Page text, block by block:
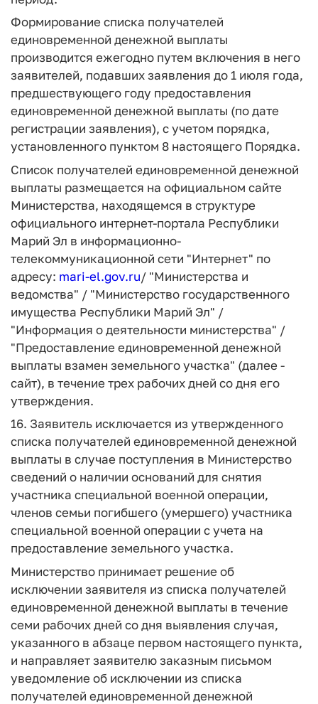
Формирование списка получателей
единовременной денежной выплаты
производится ежегодно путем включения в него
заявителей, подавших заявления до 1 июля года,
предшествующего году предоставления
единовременной денежной выплаты (по дате
регистрации заявления), с учетом порядка,
установленного пунктом 8 настоящего Порядка.
Список получателей единовременной денежной
выплаты размещается на официальном сайте
Министерства, находящемся в структуре
официального интернет-портала Республики
Марий Эл в информационно-
телекоммуникационной сети "Интернет" по
адресу: mari-el.gov.ru/ "Министерства и
ведомства" / "Министерство государственного
имущества Республики Марий Эл" /
"Информация о деятельности министерства" /
"Предоставление единовременной денежной
выплаты взамен земельного участка" (далее -
сайт), в течение трех рабочих дней со дня его
утверждения.
16. Заявитель исключается из утвержденного
списка получателей единовременной денежной
выплаты в случае поступления в Министерство
сведений о наличии оснований для снятия
участника специальной военной операции,
членов семьи погибшего (умершего) участника
специальной военной операции с учета на
предоставление земельного участка.
Министерство принимает решение об
исключении заявителя из списка получателей
единовременной денежной выплаты в течение
семи рабочих дней со дня выявления случая,
указанного в абзаце первом настоящего пункта,
и направляет заявителю заказным письмом
уведомление об исключении из списка
получателей единовременной денежной